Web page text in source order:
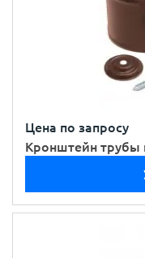
Цена по запросу
Кронштейн трубы